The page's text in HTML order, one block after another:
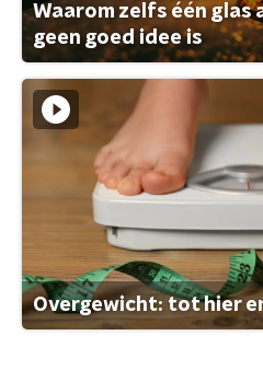
Waarom zelfs één glas
geen goed idee is
Overgewicht: tot hier